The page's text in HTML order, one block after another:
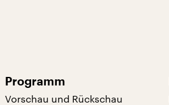
Programm
Vorschau und Rückschau